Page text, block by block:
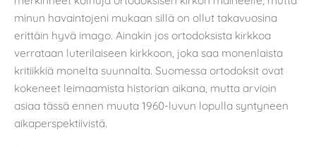
minun havaintojeni mukaan sillä on ollut takavuosina
erittäin hyvä imago. Ainakin jos ortodoksista kirkkoa
verrataan luterilaiseen kirkkoon, joka saa monenlaista
kritiikkiä monelta suunnalta. Suomessa ortodoksit ovat
kokeneet leimaamista historian aikana, mutta arvioin
asiaa tässä ennen muuta 1960-luvun lopulla syntyneen
aikaperspektiivistä.